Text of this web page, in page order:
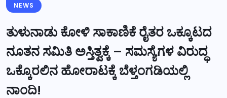
NEWS
ತುಳುನಾಡು ಕೋಳಿ ಸಾಕಾಣಿಕೆ ರೈತರ ಒಕ್ಕೂಟದ
ನೂತನ ಸಮಿತಿ ಅಸ್ತಿತ್ವಕ್ಕೆ – ಸಮಸ್ಯೆಗಳ ವಿರುದ್ಧ
ಒಕ್ಕೊರಲಿನ ಹೋರಾಟಕ್ಕೆ ಬೆಳ್ತಂಗಡಿಯಲ್ಲಿ
ನಾಂದಿ!